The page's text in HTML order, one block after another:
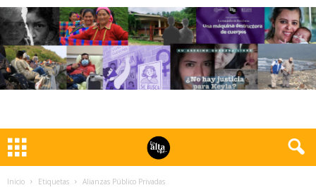
Inicio Etiquetas Alianzas Público Privadas